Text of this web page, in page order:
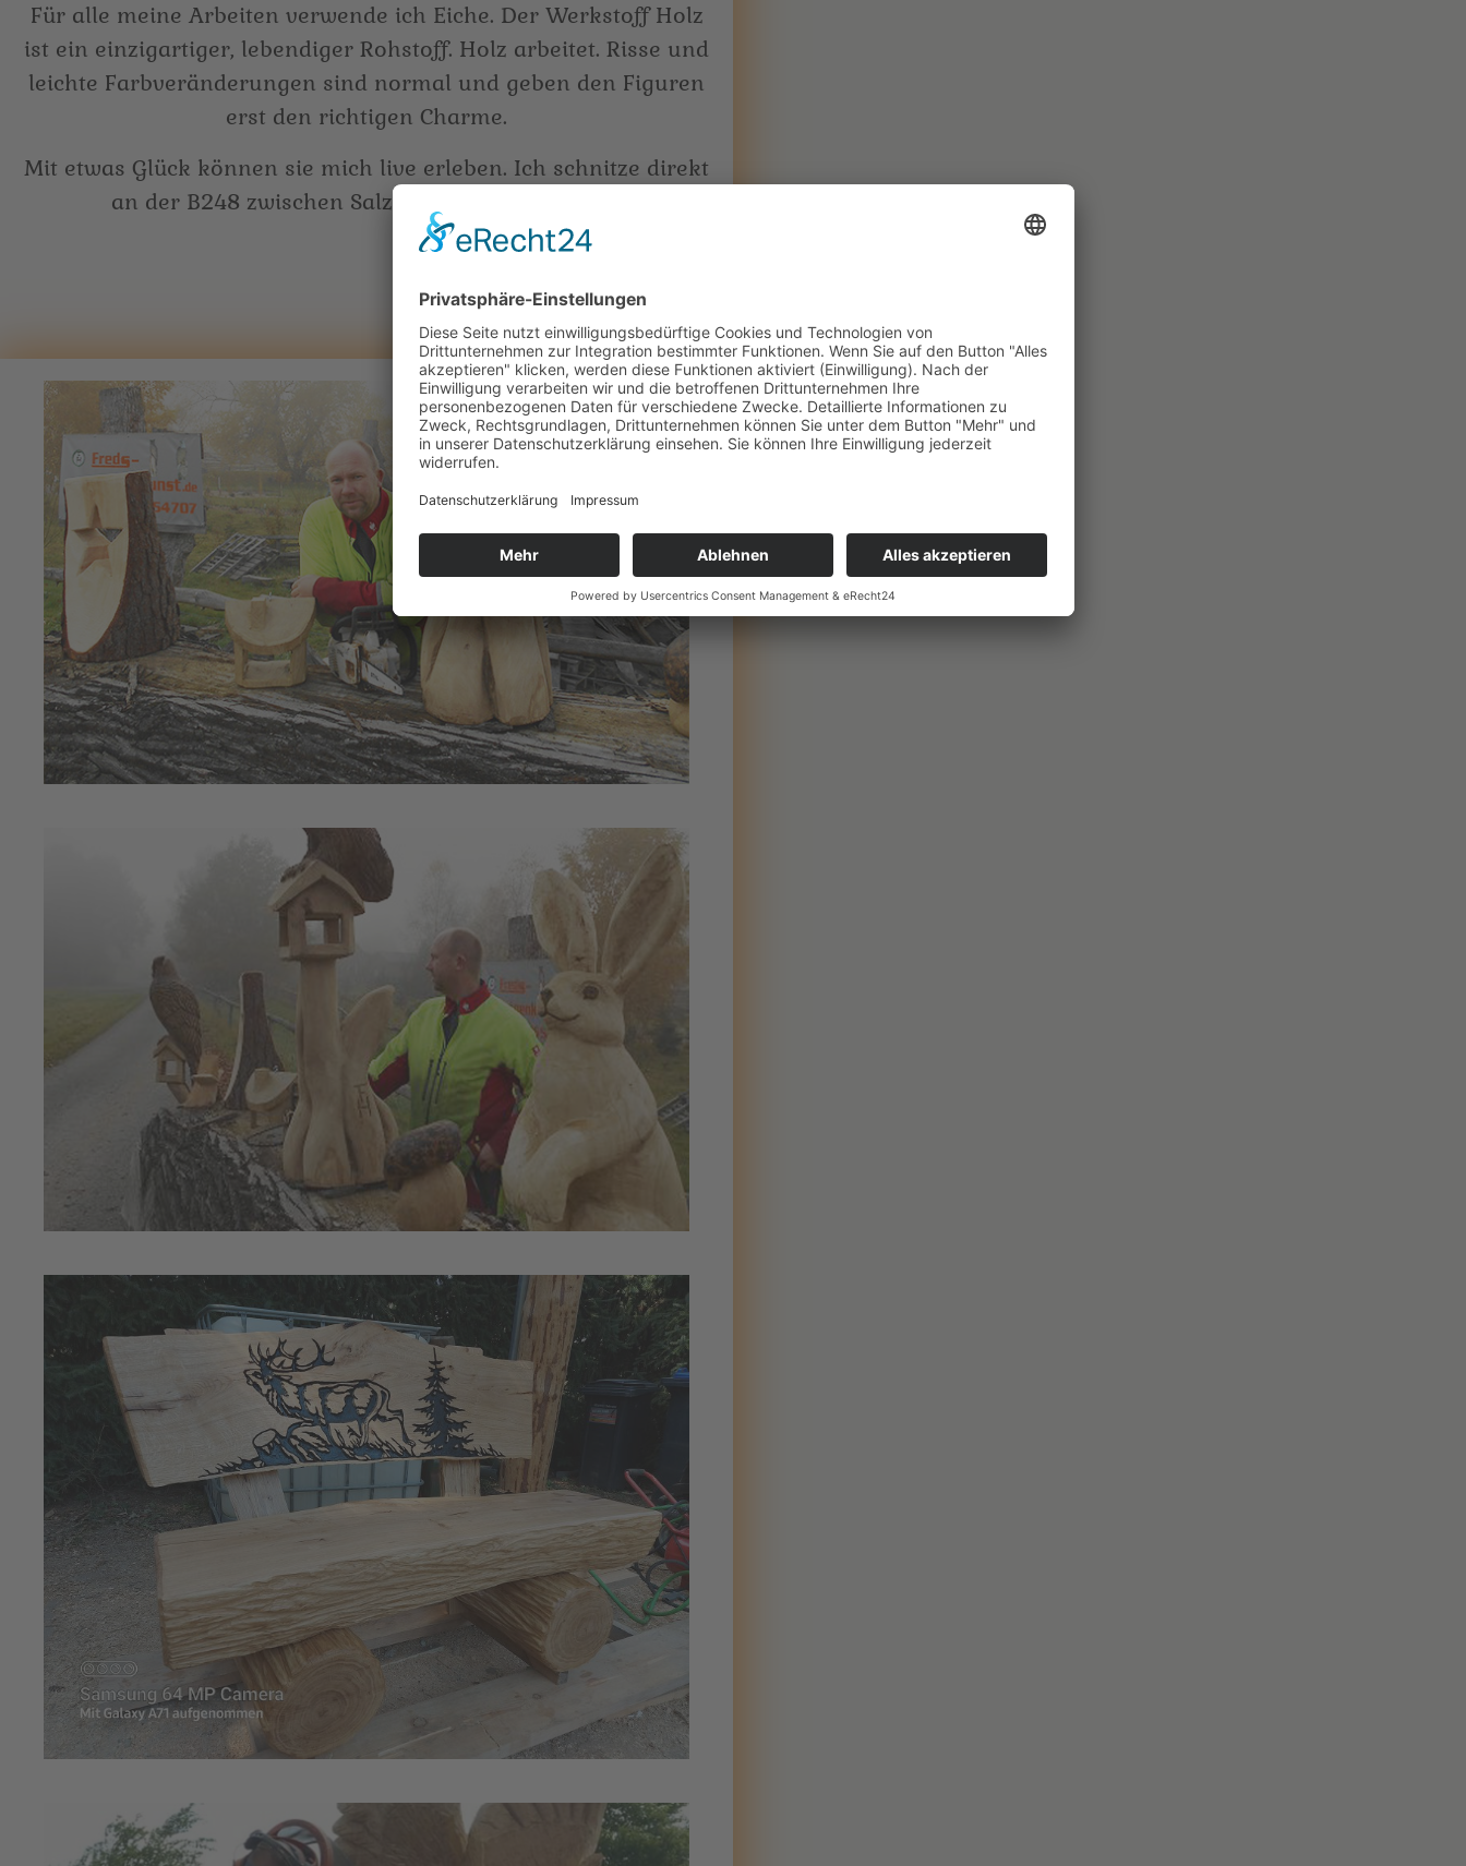
Für alle meine Arbeiten verwende ich Eiche. Der Werkstoff Holz
ist ein einzigartiger, lebendiger Rohstoff. Holz arbeitet. Risse und
leichte Farbveränderungen sind normal und geben den Figuren
erst den richtigen Charme.
Mit etwas Glück können sie mich live erleben. Ich schnitze direkt
an der B248 zwischen Salzwedel und Wolfsburg.